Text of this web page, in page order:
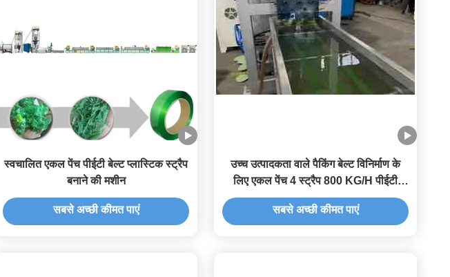
स्वचालित एकल पेंच पीईटी बेल्ट प्लास्टिक स्ट्रैप
बनाने की मशीन
सबसे अच्छी कीमत पाएं
उच्च उत्पादकता वाले पैकिंग बेल्ट विनिर्माण के
लिए एकल पेंच 4 स्ट्रैप 800 KG/H पीईटी
स्ट्रैप एक्सट्रूज़न लाइन
सबसे अच्छी कीमत पाएं